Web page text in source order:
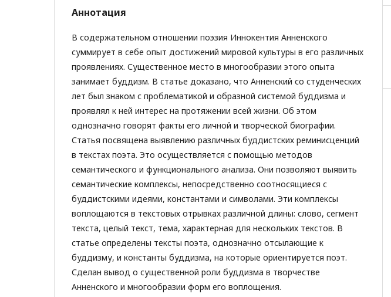
Аннотация
В содержательном отношении поэзия Иннокентия Анненского
суммирует в себе опыт достижений мировой культуры в его различных
проявлениях. Существенное место в многообразии этого опыта
занимает буддизм. В статье доказано, что Анненский со студенческих
лет был знаком с проблематикой и образной системой буддизма и
проявлял к ней интерес на протяжении всей жизни. Об этом
однозначно говорят факты его личной и творческой биографии.
Статья посвящена выявлению различных буддистских реминисценций
в текстах поэта. Это осуществляется с помощью методов
семантического и функционального анализа. Они позволяют выявить
семантические комплексы, непосредственно соотносящиеся с
буддистскими идеями, константами и символами. Эти комплексы
воплощаются в текстовых отрывках различной длины: слово, сегмент
текста, целый текст, тема, характерная для нескольких текстов. В
статье определены тексты поэта, однозначно отсылающие к
буддизму, и константы буддизма, на которые ориентируется поэт.
Сделан вывод о существенной роли буддизма в творчестве
Анненского и многообразии форм его воплощения.